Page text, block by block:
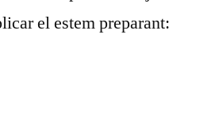
el estem preparant: